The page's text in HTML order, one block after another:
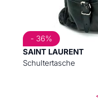
SAINT LAURENT
Schultertasche
- 36%